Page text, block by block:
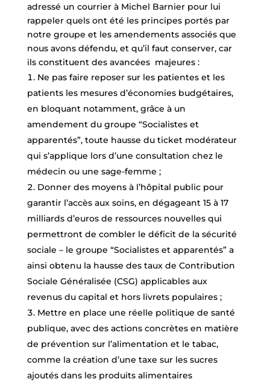
adressé un courrier à Michel Barnier pour lui
rappeler quels ont été les principes portés par
notre groupe et les amendements associés que
nous avons défendu, et qu’il faut conserver, car
ils constituent des avancées majeures :
Ne pas faire reposer sur les patientes et les
patients les mesures d’économies budgétaires,
en bloquant notamment, grâce à un
amendement du groupe “Socialistes et
apparentés”, toute hausse du ticket modérateur
qui s’applique lors d’une consultation chez le
médecin ou une sage-femme ;
Donner des moyens à l’hôpital public pour
garantir l’accès aux soins, en dégageant 15 à 17
milliards d’euros de ressources nouvelles qui
permettront de combler le déficit de la sécurité
sociale – le groupe “Socialistes et apparentés” a
ainsi obtenu la hausse des taux de Contribution
Sociale Généralisée (CSG) applicables aux
revenus du capital et hors livrets populaires ;
Mettre en place une réelle politique de santé
publique, avec des actions concrètes en matière
de prévention sur l’alimentation et le tabac,
comme la création d’une taxe sur les sucres
ajoutés dans les produits alimentaires